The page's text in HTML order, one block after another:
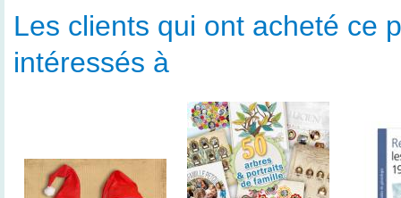
Les clients qui ont acheté ce
intéressés à